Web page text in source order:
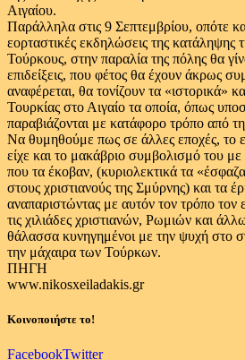
Αιγαίου.
Παράλληλα στις 9 Σεπτεμβρίου, οπότε
εορταστικές εκδηλώσεις της κατάληψης
Τούρκους, στην παραλία της πόλης θα
επιδείξεις, που φέτος θα έχουν άκρως
αναφέρεται, θα τονίζουν τα «ιστορικά»
Τουρκίας στο Αιγαίο τα οποία, όπως
παραβιάζονται με κατάφορο τρόπο από
Να θυμηθούμε πως σε άλλες εποχές, το
είχε και το μακάβριο συμβολισμό του
που τα έκοβαν, (κυριολεκτικά τα
στους χριστιανούς της Σμύρνης) και τα
αναπαριστώντας με αυτόν τον τρόπο τον
τις χιλιάδες χριστιανών, Ρωμιών και
θάλασσα κυνηγημένοι με την ψυχή στο
την μάχαιρα των Τούρκων.
ΠΗΓΗ
www.nikosxeiladakis.gr
Κοινοποιήστε το!
FacebookTwitter